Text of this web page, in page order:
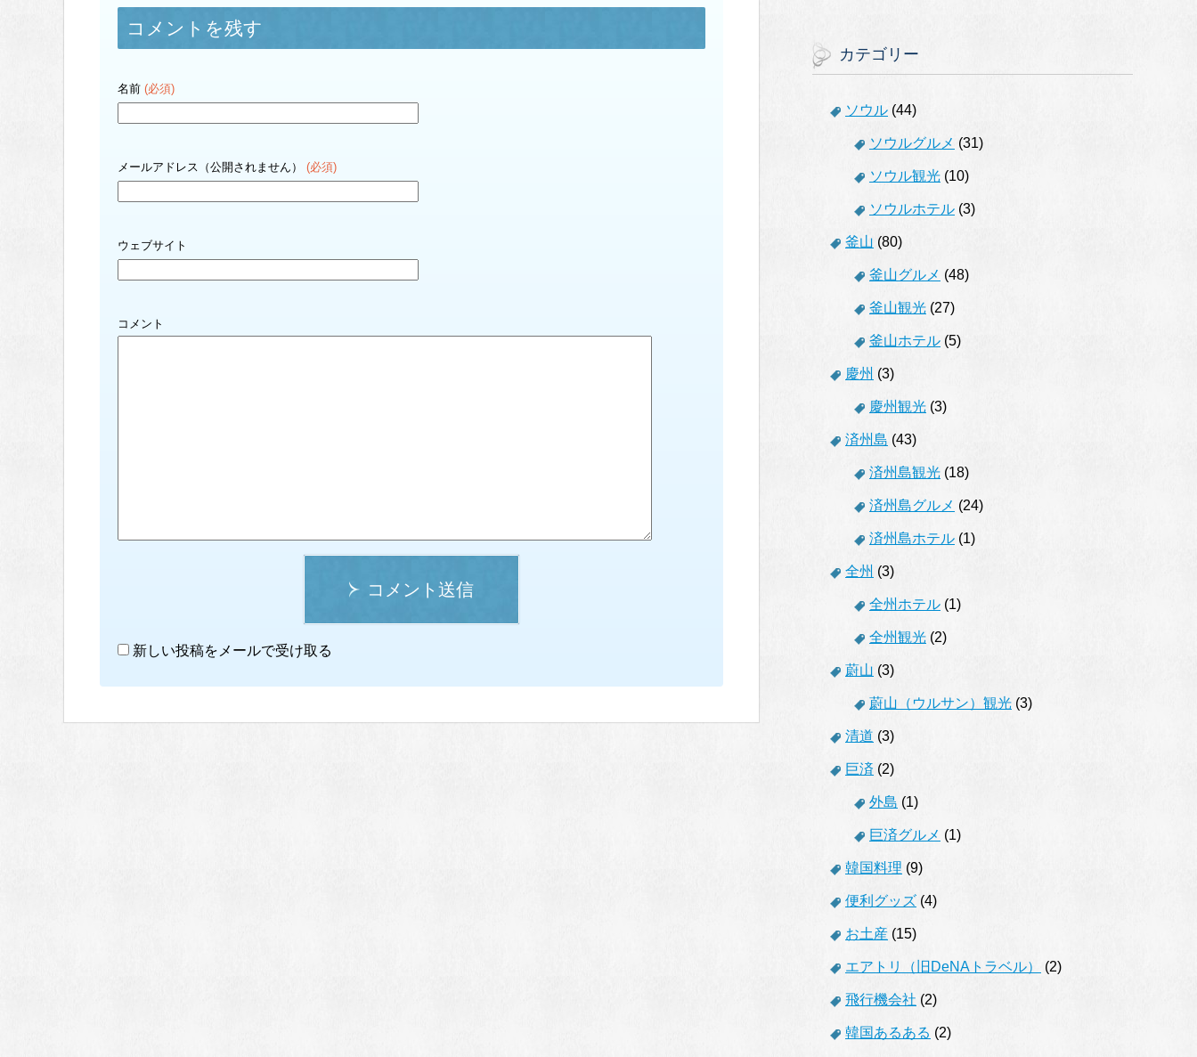
コメントを残す
名前 (必須)
メールアドレス（公開されません） (必須)
ウェブサイト
コメント
コメント送信
新しい投稿をメールで受け取る
カテゴリー
ソウル (44)
ソウルグルメ (31)
ソウル観光 (10)
ソウルホテル (3)
釜山 (80)
釜山グルメ (48)
釜山観光 (27)
釜山ホテル (5)
慶州 (3)
慶州観光 (3)
済州島 (43)
済州島観光 (18)
済州島グルメ (24)
済州島ホテル (1)
全州 (3)
全州ホテル (1)
全州観光 (2)
蔚山 (3)
蔚山（ウルサン）観光 (3)
清道 (3)
巨済 (2)
外島 (1)
巨済グルメ (1)
韓国料理 (9)
便利グッズ (4)
お土産 (15)
エアトリ（旧DeNAトラベル） (2)
飛行機会社 (2)
韓国あるある (2)